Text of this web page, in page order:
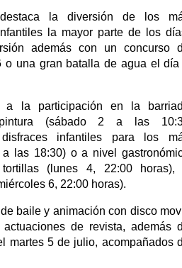
la diversión de los
la mayor parte de los
además con un concurso
o una gran batalla de agua el día
a la participación en la
(sábado 2 a las
infantiles para los
las 18:30) o a nivel
(lunes 4, 22:00 horas),
6, 22:00 horas).
baile y animación con disco
de revista, además
martes 5 de julio, acompañados